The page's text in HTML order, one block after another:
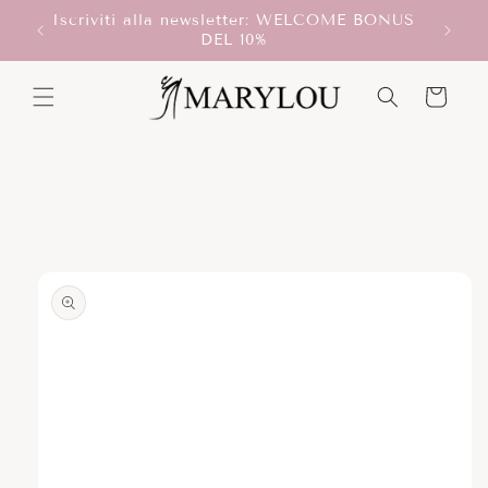
direttamente
Iscriviti alla newsletter: WELCOME BONUS
DEL 10%
Carrello